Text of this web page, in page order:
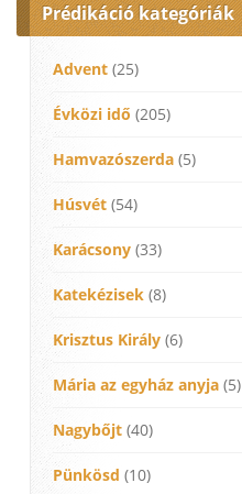
Prédikáció kategóriák
Advent (25)
Évközi idő (205)
Hamvazószerda (5)
Húsvét (54)
Karácsony (33)
Katekézisek (8)
Krisztus Király (6)
Mária az egyház anyja (5)
Nagybőjt (40)
Pünkösd (10)